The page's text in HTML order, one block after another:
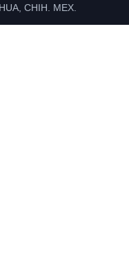
CHIH. MEX.